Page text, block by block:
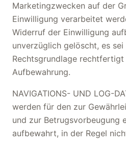
Marketingzwecken auf der
Einwilligung verarbeitet
Widerruf der Einwilligung
unverzüglich gelöscht, es sei
Rechtsgrundlage
Aufbewahrung.
NAVIGATIONS- UND LOG-
werden für den zur
und zur Betrugsvorbeugung
aufbewahrt, in der Regel